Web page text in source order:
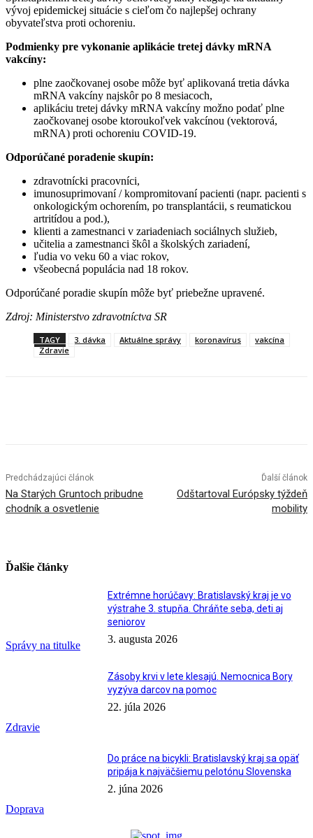
vývoj epidemickej situácie s cieľom čo najlepšej ochrany
obyvateľstva proti ochoreniu.
Podmienky pre vykonanie aplikácie tretej dávky mRNA
vakcíny:
plne zaočkovanej osobe môže byť aplikovaná tretia dávka
mRNA vakcíny najskôr po 8 mesiacoch,
aplikáciu tretej dávky mRNA vakcíny možno podať plne
zaočkovanej osobe ktoroukoľvek vakcínou (vektorová,
mRNA) proti ochoreniu COVID-19.
Odporúčané poradenie skupín:
zdravotnícki pracovníci,
imunosuprimovaní / kompromitovaní pacienti (napr. pacienti s
onkologickým ochorením, po transplantácii, s reumatickou
artritídou a pod.),
klienti a zamestnanci v zariadeniach sociálnych služieb,
učitelia a zamestnanci škôl a školských zariadení,
ľudia vo veku 60 a viac rokov,
všeobecná populácia nad 18 rokov.
Odporúčané poradie skupín môže byť priebežne upravené.
Zdroj: Ministerstvo zdravotníctva SR
TAGY 3. dávka Aktuálne správy koronavírus
vakcína
Zdravie
Predchádzajúci článok
Na Starých Gruntoch pribudne
chodník a osvetlenie
Ďalší článok
Odštartoval Európsky týždeň
mobility
Ďalšie články
Správy na titulke
Extrémne horúčavy: Bratislavský kraj je vo
výstrahe 3. stupňa. Chráňte seba, deti aj
seniorov
3. augusta 2026
Zdravie
Zásoby krvi v lete klesajú. Nemocnica Bory
vyzýva darcov na pomoc
22. júla 2026
Doprava
Do práce na bicykli: Bratislavský kraj sa opäť
pripája k najväčšiemu pelotónu Slovenska
2. júna 2026